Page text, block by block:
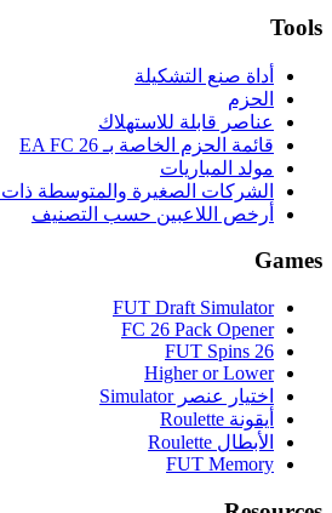
Tools
أداة صنع التشكيلة
الحزم
عناصر قابلة للاستهلاك
قائمة الحزم الخاصة بـ EA FC 26
مولد المباريات
الشركات الصغيرة والمتوسطة ذات
أرخص اللاعبين حسب التصنيف
Games
FUT Draft Simulator
FC 26 Pack Opener
FUT Spins 26
Higher or Lower
اختيار عنصر Simulator
أيقونة Roulette
الأبطال Roulette
FUT Memory